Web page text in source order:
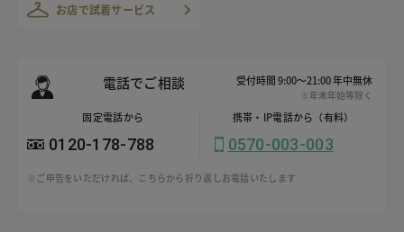
お店で試着サービス
電話でご相談 受付時間 9:00～21:00 年中無休
※年末年始等除く
固定電話から
0120-178-788
携帯・IP電話から（有料）
0570-003-003
※ご申告をいただければ、こちらから折り返しお電話いたします